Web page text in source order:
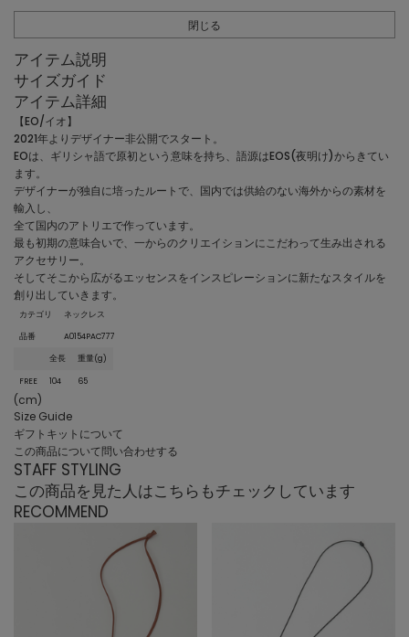
閉じる
アイテム説明
サイズガイド
アイテム詳細
【EO/イオ】
2021年よりデザイナー非公開でスタート。
EOは、ギリシャ語で原初という意味を持ち、語源はEOS(夜明け)からきてい
ます。
デザイナーが独自に培ったルートで、国内では供給のない海外からの素材を
輸入し、
全て国内のアトリエで作っています。
最も初期の意味合いで、一からのクリエイションにこだわって生み出される
アクセサリー。
そしてそこから広がるエッセンスをインスピレーションに新たなスタイルを
創り出していきます。
カテゴリ
ネックレス
品番
A0154PAC777
全長
重量(g)
FREE 104 65
(cm)
Size Guide
ギフトキットについて
この商品について問い合わせする
STAFF STYLING
この商品を見た人はこちらもチェックしています
RECOMMEND